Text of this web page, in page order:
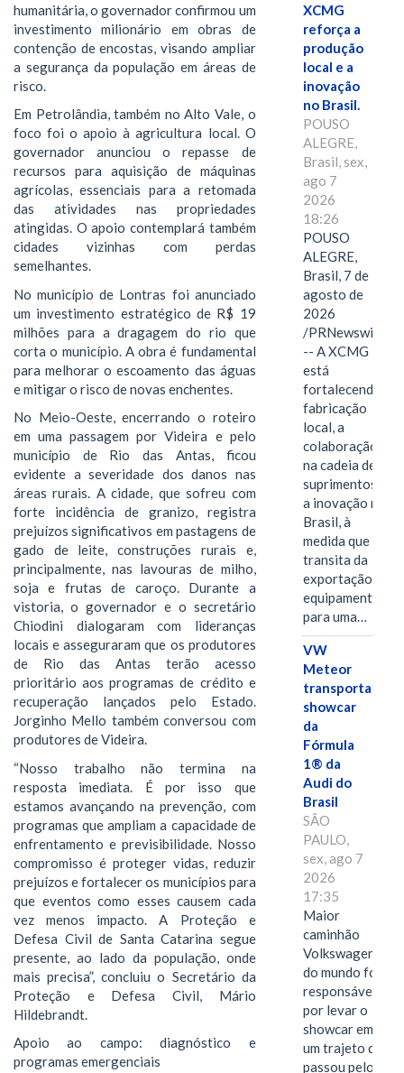
humanitária, o governador confirmou um
investimento milionário em obras de
contenção de encostas, visando ampliar
a segurança da população em áreas de
risco.
Em Petrolândia, também no Alto Vale, o
foco foi o apoio à agricultura local. O
governador anunciou o repasse de
recursos para aquisição de máquinas
agrícolas, essenciais para a retomada
das atividades nas propriedades
atingidas. O apoio contemplará também
cidades vizinhas com perdas
semelhantes.
No município de Lontras foi anunciado
um investimento estratégico de R$ 19
milhões para a dragagem do rio que
corta o município. A obra é fundamental
para melhorar o escoamento das águas
e mitigar o risco de novas enchentes.
No Meio-Oeste, encerrando o roteiro
em uma passagem por Videira e pelo
município de Rio das Antas, ficou
evidente a severidade dos danos nas
áreas rurais. A cidade, que sofreu com
forte incidência de granizo, registra
prejuízos significativos em pastagens de
gado de leite, construções rurais e,
principalmente, nas lavouras de milho,
soja e frutas de caroço. Durante a
vistoria, o governador e o secretário
Chiodini dialogaram com lideranças
locais e asseguraram que os produtores
de Rio das Antas terão acesso
prioritário aos programas de crédito e
recuperação lançados pelo Estado.
Jorginho Mello também conversou com
produtores de Videira.
“Nosso trabalho não termina na
resposta imediata. É por isso que
estamos avançando na prevenção, com
programas que ampliam a capacidade de
enfrentamento e previsibilidade. Nosso
compromisso é proteger vidas, reduzir
prejuízos e fortalecer os municípios para
que eventos como esses causem cada
vez menos impacto. A Proteção e
Defesa Civil de Santa Catarina segue
presente, ao lado da população, onde
mais precisa”, concluiu o Secretário da
Proteção e Defesa Civil, Mário
Hildebrandt.
Apoio ao campo: diagnóstico e
programas emergenciais
XCMG
reforça a
produção
local e a
inovação
no Brasil.
POUSO
ALEGRE,
Brasil, sex,
ago 7
2026
18:26
POUSO
ALEGRE,
Brasil, 7 de
agosto de
2026
/PRNewswire/
-- A XCMG
está
fortalecendo a
fabricação
local, a
colaboração
na cadeia de
suprimentos e
a inovação no
Brasil, à
medida que
transita da
exportação de
equipamentos
para uma…
VW
Meteor
transporta
showcar
da
Fórmula
1® da
Audi do
Brasil
SÃO
PAULO,
sex, ago 7
2026
17:35
Maior
caminhão
Volkswagen
do mundo foi
responsável
por levar o
showcar em
um trajeto que
passou pelo